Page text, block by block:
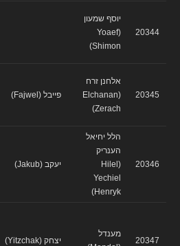
20344
יוסף שמעון
(Yoaef
Shimon)
20345
אלחנן זרח
(Elchanan
Zerach)
פייבל (Fajwel)
20346
הלל יחיאל
הענריק
(Hilel
Yechiel
Henryk)
יעקב (Jakub)
20347
מענדל
יצחק (Yitzchak)